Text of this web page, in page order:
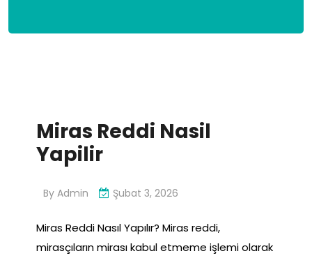
Miras Reddi Nasil
Yapilir
By Admin Şubat 3, 2026
Miras Reddi Nasıl Yapılır? Miras reddi,
mirasçıların mirası kabul etmeme işlemi olarak